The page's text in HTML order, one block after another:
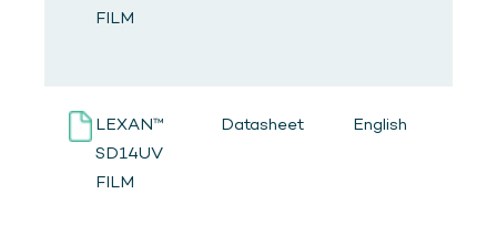
FILM
LEXAN™
SD14UV
FILM
Datasheet English